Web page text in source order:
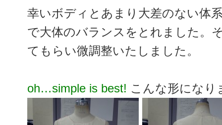
幸いボディとあまり大差のない体
で大体のバランスをとれました。
てもらい微調整いたしました。
oh…simple is best! こんな形になり